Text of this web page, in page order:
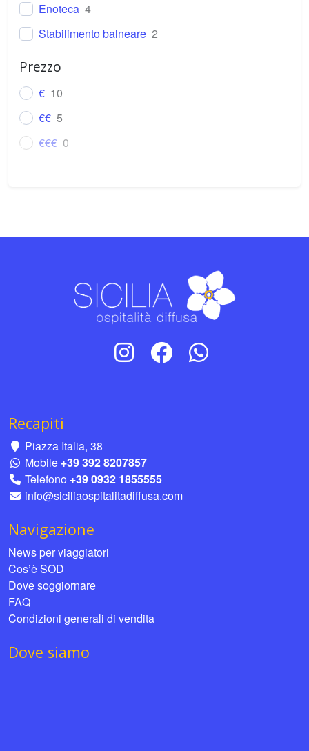
Enoteca 4
Stabilimento balneare 2
Prezzo
€ 10
€€ 5
€€€ 0
Recapiti
Piazza Italia, 38
Mobile +39 392 8207857
Telefono +39 0932 1855555
info@siciliaospitalitadiffusa.com
Navigazione
News per viaggiatori
Cos’è SOD
Dove soggiornare
FAQ
Condizioni generali di vendita
Dove siamo